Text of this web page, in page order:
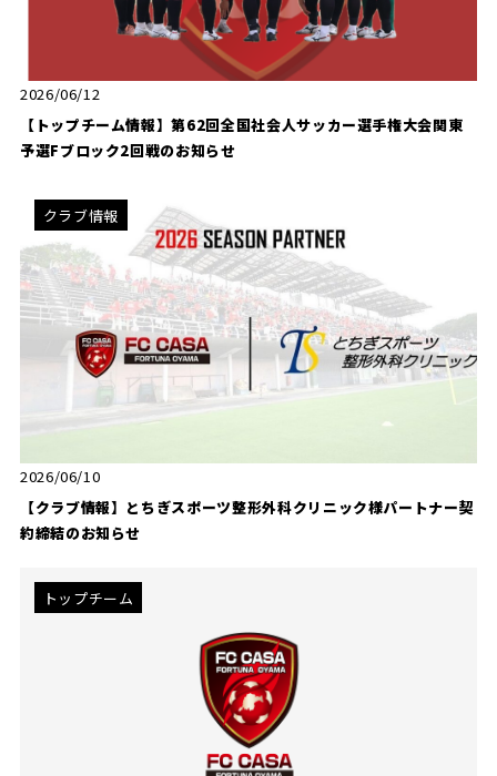
2026/06/12
【トップチーム情報】第62回全国社会人サッカー選手権大会関東
予選Fブロック2回戦のお知らせ
クラブ情報
2026/06/10
【クラブ情報】とちぎスポーツ整形外科クリニック様パートナー契
約締結のお知らせ
トップチーム